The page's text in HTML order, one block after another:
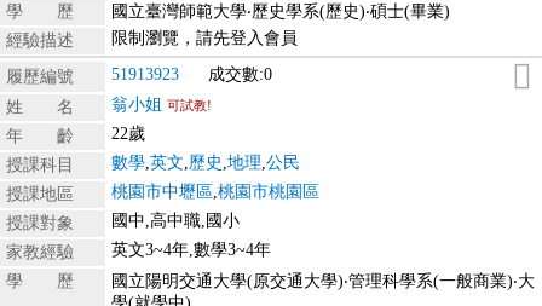
學 歷
國立臺灣師範大學‧歷史學系(歷史)‧碩士(畢業)
經驗描述
限制瀏覽，請先登入會員
履歷編號 51913923
成交數:0
姓 名
翁小姐 可試教!
年 齡
22歲
授課科目
數學 英文 歷史 地理 公民
授課地區
桃園市中壢區 桃園市桃園區
授課對象
國中,高中職,國小
家教經驗
英文3~4年,數學3~4年
學 歷
國立陽明交通大學(原交通大學)‧管理科學系(一般商業)‧大